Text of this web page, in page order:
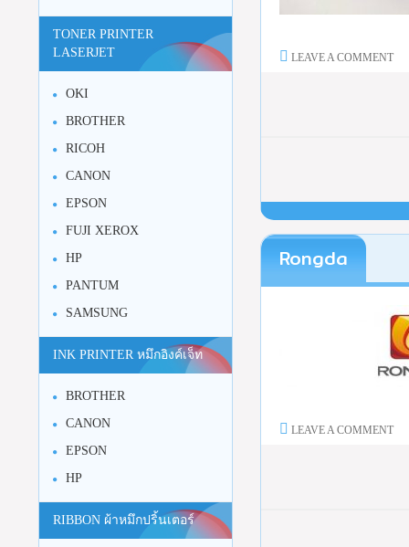
LEAVE A COMMENT
Rongda
LEAVE A COMMENT
TONER PRINTER
LASERJET
OKI
BROTHER
RICOH
CANON
EPSON
FUJI XEROX
HP
PANTUM
SAMSUNG
INK PRINTER หมึกอิงค์เจ็ท
BROTHER
CANON
EPSON
HP
RIBBON ผ้าหมึกปริ้นเตอร์